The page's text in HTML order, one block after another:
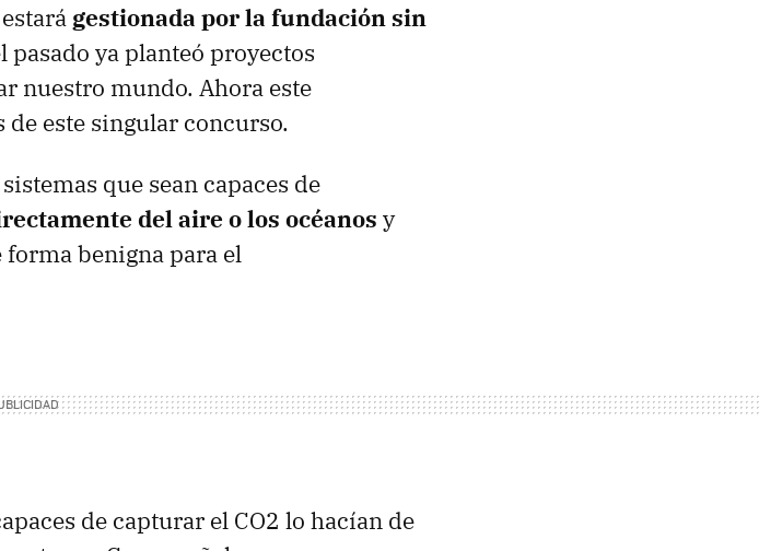
gestionada por la fundación sin
pasado ya planteó proyectos
nuestro mundo. Ahora este
este singular concurso.
que sean capaces de
del aire o los océanos y
benigna para el
de capturar el CO2 lo hacían de